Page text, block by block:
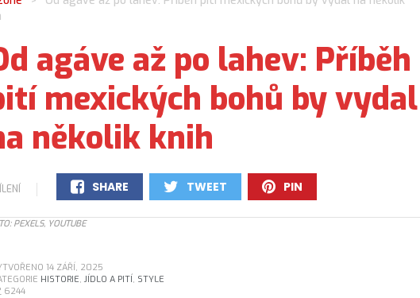
agáve až po lahev: Příběh
mexických bohů by vydal
několik knih
SHARE
0
TWEET
0
PIN
0
PEXELS, YOUTUBE
14 ZÁŘÍ, 2025
HISTORIE, JÍDLO A PITÍ, STYLE
6244